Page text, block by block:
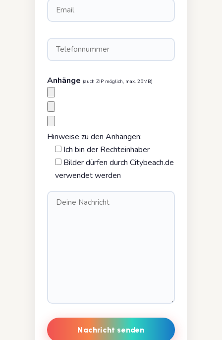
Anhänge (auch ZIP möglich, max. 25MB)
Hinweise zu den Anhängen:
Ich bin der Rechteinhaber
Bilder dürfen durch Citybeach.de
verwendet werden